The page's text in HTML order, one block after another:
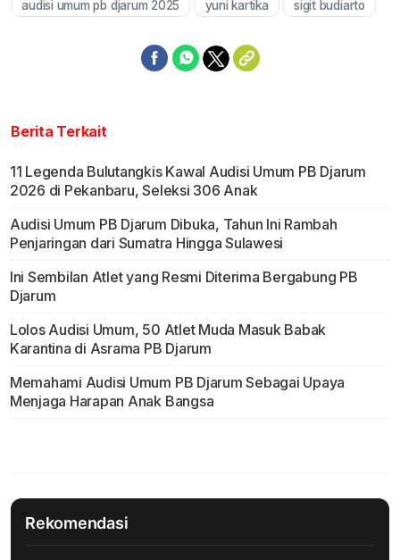
audisi umum pb djarum 2025 yuni kartika sigit budiarto
Berita Terkait
11 Legenda Bulutangkis Kawal Audisi Umum PB Djarum
2026 di Pekanbaru, Seleksi 306 Anak
Audisi Umum PB Djarum Dibuka, Tahun Ini Rambah
Penjaringan dari Sumatra Hingga Sulawesi
Ini Sembilan Atlet yang Resmi Diterima Bergabung PB
Djarum
Lolos Audisi Umum, 50 Atlet Muda Masuk Babak
Karantina di Asrama PB Djarum
Memahami Audisi Umum PB Djarum Sebagai Upaya
Menjaga Harapan Anak Bangsa
Rekomendasi